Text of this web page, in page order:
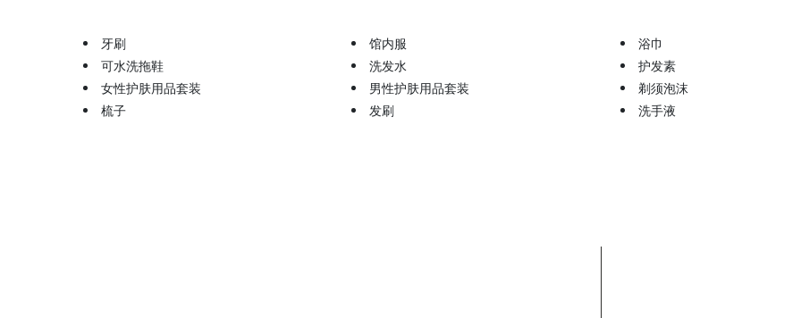
牙刷 馆内服
浴巾
可水洗拖鞋
洗发水
护发素
女性护肤用品套装
男性护肤用品套装
剃须泡沫
梳子
发刷 洗手液